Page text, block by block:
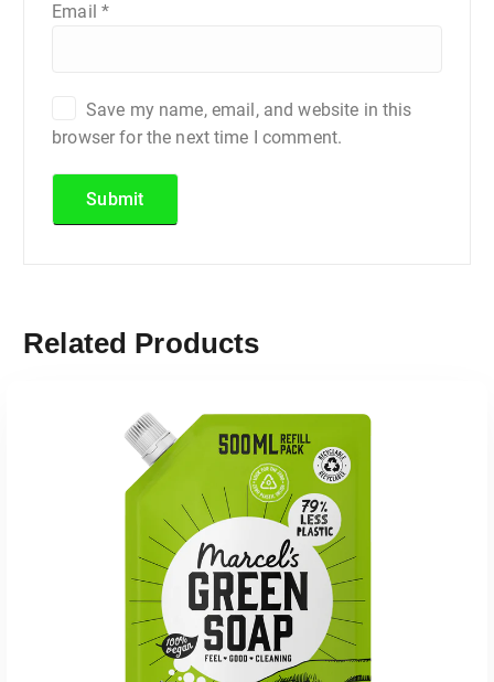
Email *
Save my name, email, and website in this
browser for the next time I comment.
Related Products